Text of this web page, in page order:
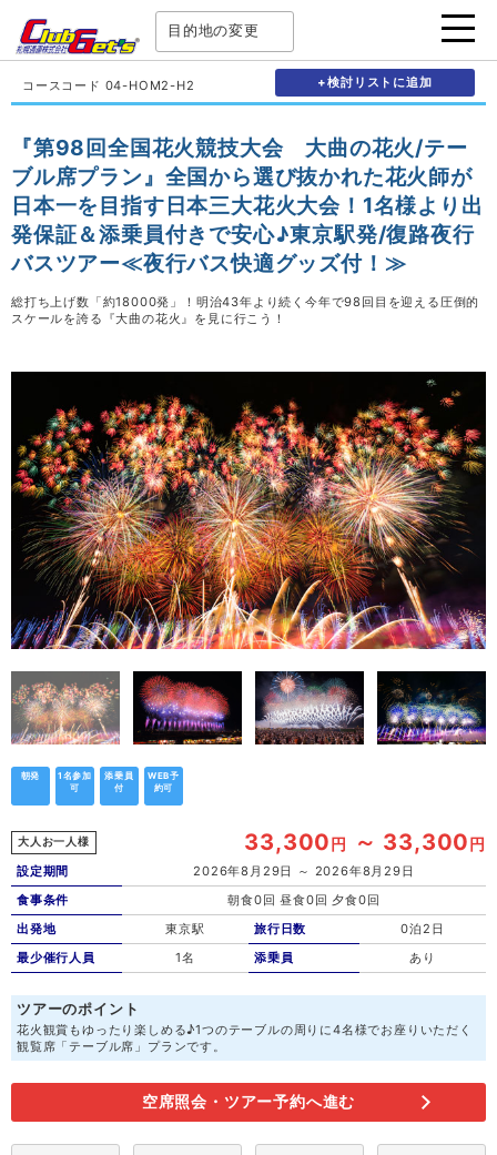
目的地の変更
コースコード 04-HOM2-H2 +検討リストに追加
『第98回全国花火競技大会 大曲の花火/テー
ブル席プラン』全国から選び抜かれた花火師が
日本一を目指す日本三大花火大会！1名様より出
発保証＆添乗員付きで安心♪東京駅発/復路夜行
バスツアー≪夜行バス快適グッズ付！≫
総打ち上げ数「約18000発」！明治43年より続く今年で98回目を迎える圧倒的
スケールを誇る『大曲の花火』を見に行こう！
朝発
1名参加
可
添乗員
付
WEB予
約可
大人お一人様 33,300円 ～ 33,300円
設定期間
2026年8月29日 ～ 2026年8月29日
食事条件
朝食0回 昼食0回 夕食0回
出発地
東京駅
最少催行人員
1名
旅行日数
0泊2日
添乗員
あり
ツアーのポイント
花火観賞もゆったり楽しめる♪1つのテーブルの周りに4名様でお座りいただく
観覧席「テーブル席」プランです。
空席照会・ツアー予約へ進む